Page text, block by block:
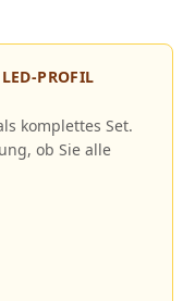
PROFIL
komplettes Set.
ob Sie alle